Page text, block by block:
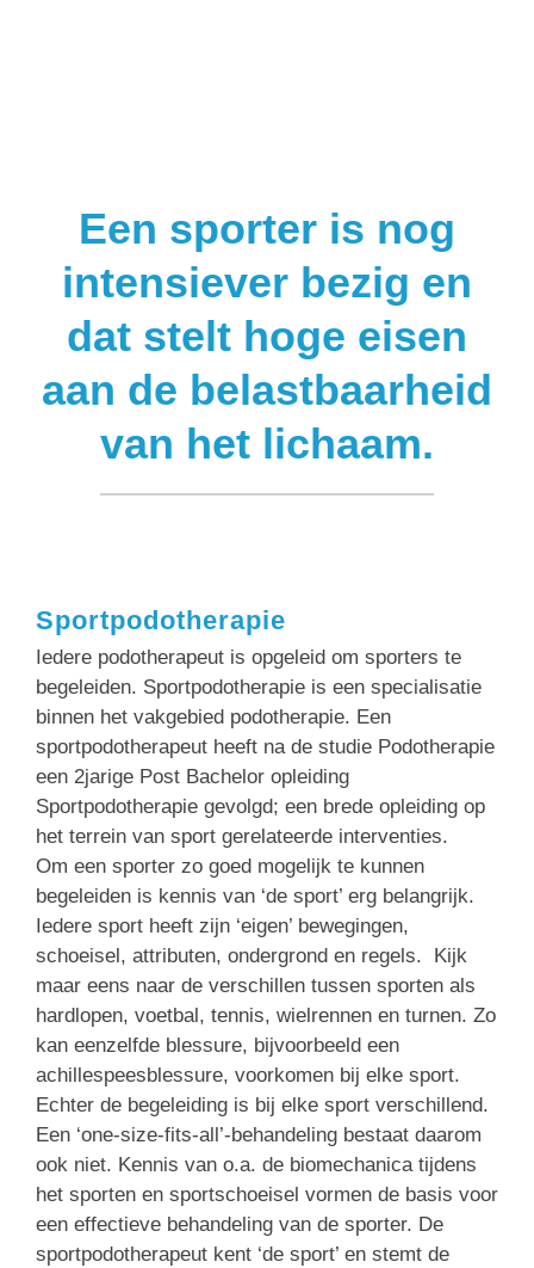
Een sporter is nog
intensiever bezig en
dat stelt hoge eisen
aan de belastbaarheid
van het lichaam.
Sportpodotherapie
Iedere podotherapeut is opgeleid om sporters te
begeleiden. Sportpodotherapie is een specialisatie
binnen het vakgebied podotherapie. Een
sportpodotherapeut heeft na de studie Podotherapie
een 2jarige Post Bachelor opleiding
Sportpodotherapie gevolgd; een brede opleiding op
het terrein van sport gerelateerde interventies.
Om een sporter zo goed mogelijk te kunnen
begeleiden is kennis van ‘de sport’ erg belangrijk.
Iedere sport heeft zijn ‘eigen’ bewegingen,
schoeisel, attributen, ondergrond en regels. Kijk
maar eens naar de verschillen tussen sporten als
hardlopen, voetbal, tennis, wielrennen en turnen. Zo
kan eenzelfde blessure, bijvoorbeeld een
achillespeesblessure, voorkomen bij elke sport.
Echter de begeleiding is bij elke sport verschillend.
Een ‘one-size-fits-all’-behandeling bestaat daarom
ook niet. Kennis van o.a. de biomechanica tijdens
het sporten en sportschoeisel vormen de basis voor
een effectieve behandeling van de sporter. De
sportpodotherapeut kent ‘de sport’ en stemt de